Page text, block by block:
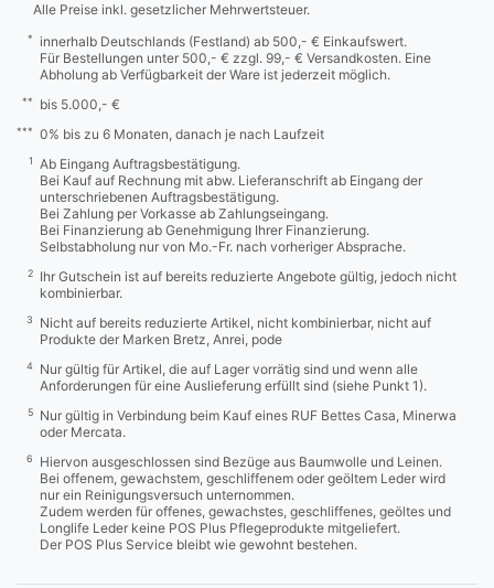
Alle Preise inkl. gesetzlicher Mehrwertsteuer.
*
innerhalb Deutschlands (Festland) ab 500,- € Einkaufswert.
Für Bestellungen unter 500,- € zzgl. 99,- € Versandkosten. Eine
Abholung ab Verfügbarkeit der Ware ist jederzeit möglich.
** bis 5.000,- €
*** 0% bis zu 6 Monaten, danach je nach Laufzeit
1
Ab Eingang Auftragsbestätigung.
Bei Kauf auf Rechnung mit abw. Lieferanschrift ab Eingang der
unterschriebenen Auftragsbestätigung.
Bei Zahlung per Vorkasse ab Zahlungseingang.
Bei Finanzierung ab Genehmigung Ihrer Finanzierung.
Selbstabholung nur von Mo.-Fr. nach vorheriger Absprache.
2
Ihr Gutschein ist auf bereits reduzierte Angebote gültig, jedoch nicht
kombinierbar.
3
Nicht auf bereits reduzierte Artikel, nicht kombinierbar, nicht auf
Produkte der Marken Bretz, Anrei, pode
4
Nur gültig für Artikel, die auf Lager vorrätig sind und wenn alle
Anforderungen für eine Auslieferung erfüllt sind (siehe Punkt 1).
5
Nur gültig in Verbindung beim Kauf eines RUF Bettes Casa, Minerwa
oder Mercata.
6
Hiervon ausgeschlossen sind Bezüge aus Baumwolle und Leinen.
Bei offenem, gewachstem, geschliffenem oder geöltem Leder wird
nur ein Reinigungsversuch unternommen.
Zudem werden für offenes, gewachstes, geschliffenes, geöltes und
Longlife Leder keine POS Plus Pflegeprodukte mitgeliefert.
Der POS Plus Service bleibt wie gewohnt bestehen.